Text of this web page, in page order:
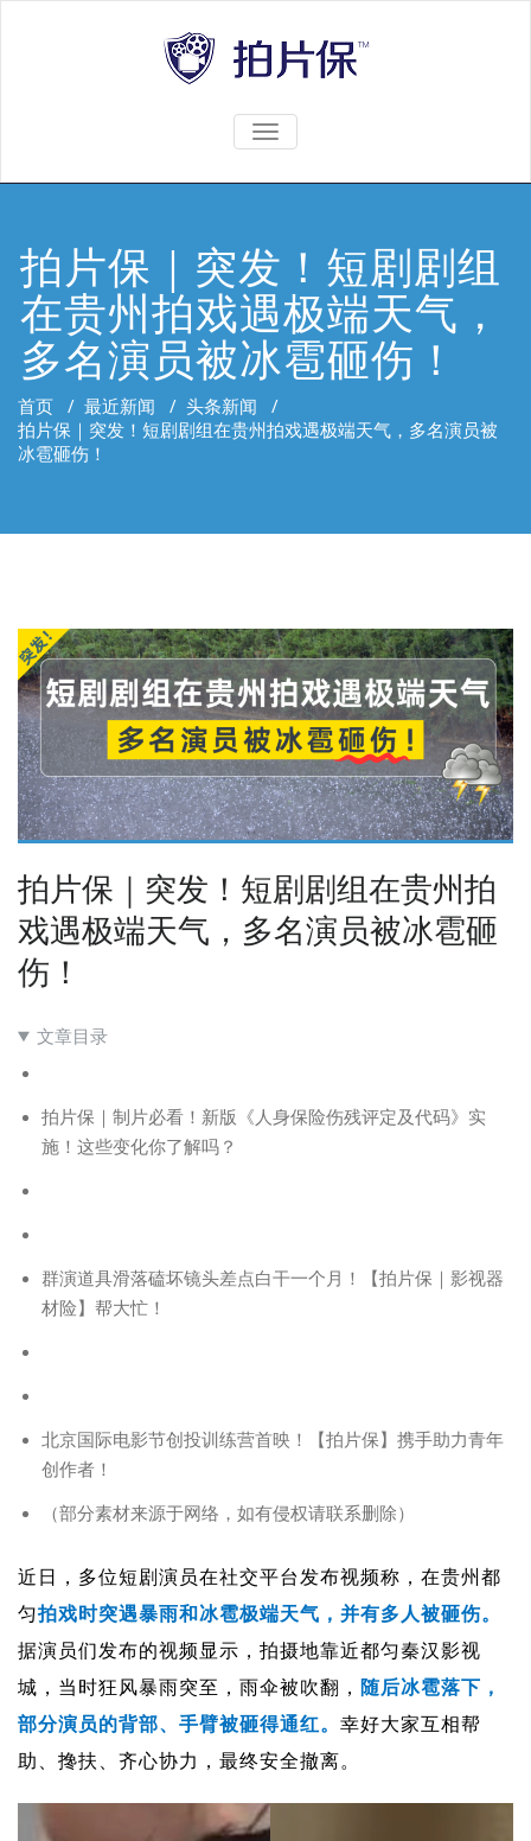
TOGGLE
拍片保｜突发！短剧剧组
在贵州拍戏遇极端天气，
多名演员被冰雹砸伤！
首页 / 最近新闻 / 头条新闻 /
拍片保｜突发！短剧剧组在贵州拍戏遇极端天气，多名演员被
冰雹砸伤！
拍片保｜突发！短剧剧组在贵州拍
戏遇极端天气，多名演员被冰雹砸
伤！
文章目录
拍片保｜制片必看！新版《人身保险伤残评定及代码》实
施！这些变化你了解吗？
群演道具滑落磕坏镜头差点白干一个月！【拍片保｜影视器
材险】帮大忙！
北京国际电影节创投训练营首映！【拍片保】携手助力青年
创作者！
（部分素材来源于网络，如有侵权请联系删除）
近日，多位短剧演员在社交平台发布视频称，在贵州都
匀拍戏时突遇暴雨和冰雹极端天气，并有多人被砸伤。
据演员们发布的视频显示，拍摄地靠近都匀秦汉影视
城，当时狂风暴雨突至，雨伞被吹翻， 随后冰雹落下，
部分演员的背部、手臂被砸得通红。 幸好大家互相帮
助、搀扶、齐心协力，最终安全撤离。